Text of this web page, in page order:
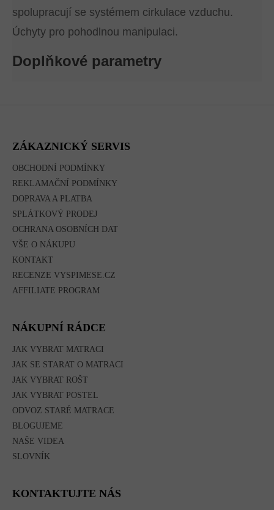
spolupracují se systémem cirkulace vzduchu.
Úchyty pro pohodlnou manipulaci.
Doplňkové parametry
ZÁKAZNICKÝ SERVIS
OBCHODNÍ PODMÍNKY
REKLAMAČNÍ PODMÍNKY
DOPRAVA A PLATBA
SPLÁTKOVÝ PRODEJ
OCHRANA OSOBNÍCH DAT
VŠE O NÁKUPU
KONTAKT
RECENZE VYSPIMESE.CZ
AFFILIATE PROGRAM
NÁKUPNÍ RÁDCE
JAK VYBRAT MATRACI
JAK SE STARAT O MATRACI
JAK VYBRAT ROŠT
JAK VYBRAT POSTEL
ODVOZ STARÉ MATRACE
BLOGUJEME
NAŠE VIDEA
SLOVNÍK
KONTAKTUJTE NÁS